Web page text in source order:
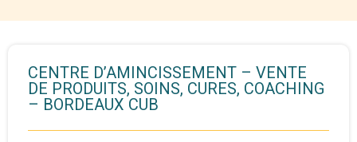
CENTRE D’AMINCISSEMENT – VENTE
DE PRODUITS, SOINS, CURES, COACHING
– BORDEAUX CUB